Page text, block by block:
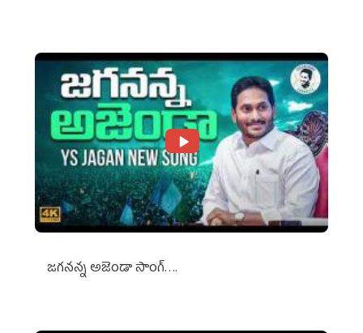
జగనన్న అజెండా సాంగ్….